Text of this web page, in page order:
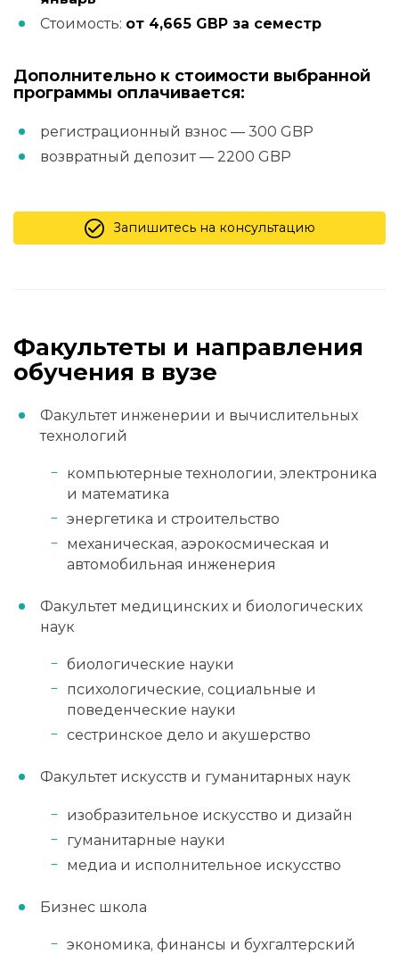
Стоимость: от 4,665 GBP за семестр
Дополнительно к стоимости выбранной
программы оплачивается:
регистрационный взнос — 300 GBP
возвратный депозит — 2200 GBP
Запишитесь на консультацию
Факультеты и направления
обучения в вузе
Факультет инженерии и вычислительных
технологий
компьютерные технологии, электроника
и математика
энергетика и строительство
механическая, аэрокосмическая и
автомобильная инженерия
Факультет медицинских и биологических
наук
биологические науки
психологические, социальные и
поведенческие науки
сестринское дело и акушерство
Факультет искусств и гуманитарных наук
изобразительное искусство и дизайн
гуманитарные науки
медиа и исполнительное искусство
Бизнес школа
экономика, финансы и бухгалтерский